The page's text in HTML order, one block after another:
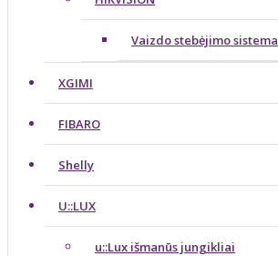
Vaizdo stebėjimo sistema
XGIMI
FIBARO
Shelly
U::LUX
u::Lux išmanūs jungikliai